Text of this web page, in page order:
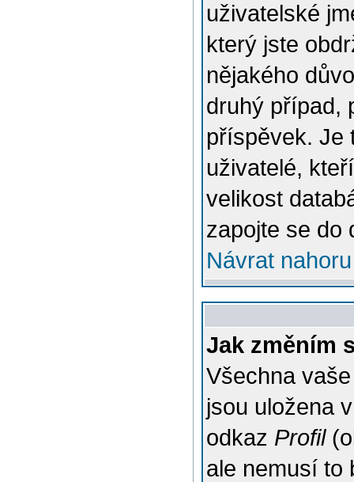
uživatelské
který jste
nějakého
druhý případ,
příspěvek. Je
uživatelé,
velikost
zapojte se do
Návrat nahoru
Jak změním
Všechna
jsou uložena
odkaz Profil
ale nemusí to